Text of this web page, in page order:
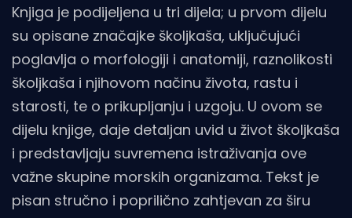
Knjiga je podijeljena u tri dijela; u prvom dijelu
su opisane značajke školjkaša, uključujući
poglavlja o morfologiji i anatomiji, raznolikosti
školjkaša i njihovom načinu života, rastu i
starosti, te o prikupljanju i uzgoju. U ovom se
dijelu knjige, daje detaljan uvid u život školjkaša
i predstavljaju suvremena istraživanja ove
važne skupine morskih organizama. Tekst je
pisan stručno i poprilično zahtjevan za širu